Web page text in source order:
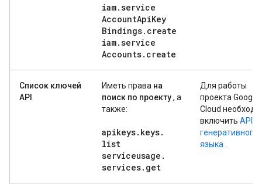
iam.service
AccountApiKey
Bindings. create
iam.service
Accounts. create
Список ключей
API
Иметь права на
поиск по проекту, а
также:
apikeys. keys.
list
serviceusage .
services. get
Для работы
проекта Google
Cloud
включить API
генеративного
языка